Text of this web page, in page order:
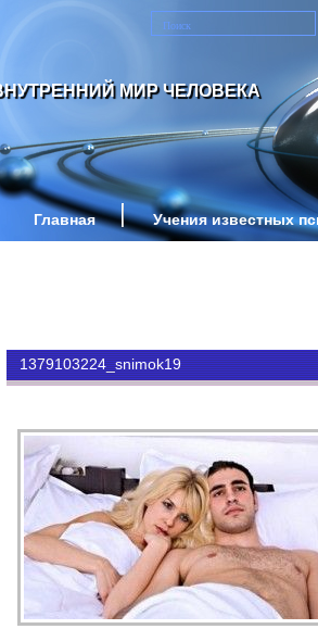
МИР ЧЕЛОВЕКА
Главная Учения известных
1379103224_snimok19